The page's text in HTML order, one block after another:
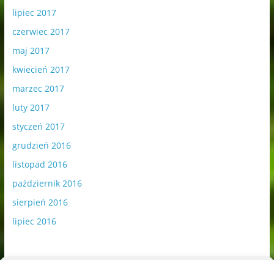
lipiec 2017
czerwiec 2017
maj 2017
kwiecień 2017
marzec 2017
luty 2017
styczeń 2017
grudzień 2016
listopad 2016
październik 2016
sierpień 2016
lipiec 2016